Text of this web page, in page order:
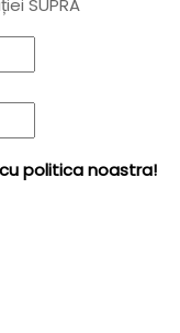
SUPRA
politica noastra!